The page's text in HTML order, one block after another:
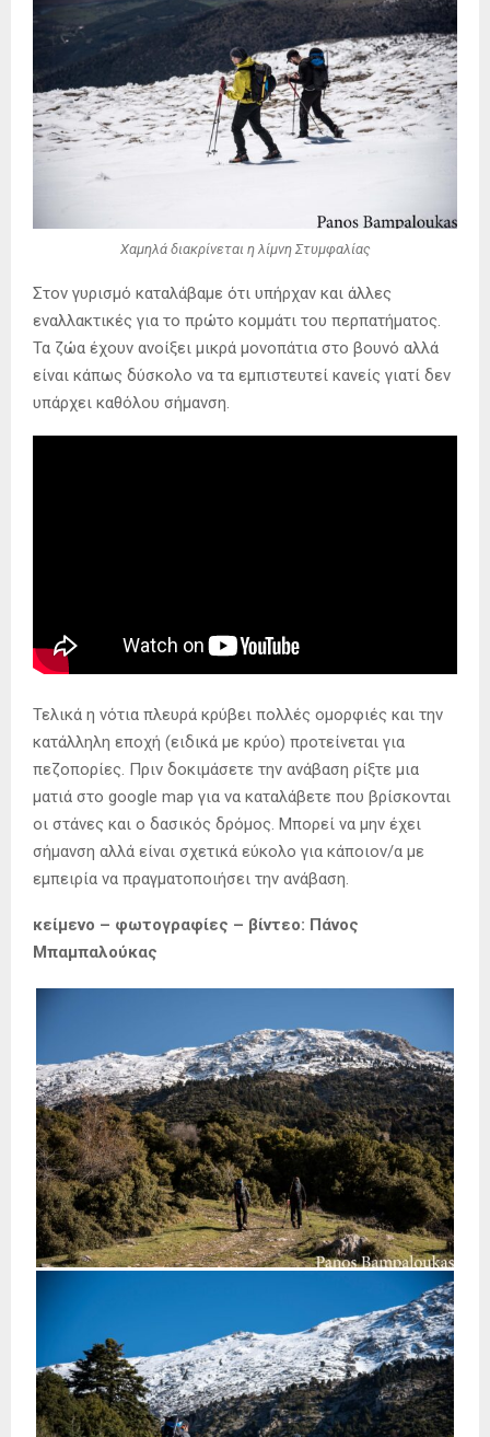
Χαμηλά διακρίνεται η λίμνη Στυμφαλίας
Στον γυρισμό καταλάβαμε ότι υπήρχαν και άλλες
εναλλακτικές για το πρώτο κομμάτι του περπατήματος.
Τα ζώα έχουν ανοίξει μικρά μονοπάτια στο βουνό αλλά
είναι κάπως δύσκολο να τα εμπιστευτεί κανείς γιατί δεν
υπάρχει καθόλου σήμανση.
Τελικά η νότια πλευρά κρύβει πολλές ομορφιές και την
κατάλληλη εποχή (ειδικά με κρύο) προτείνεται για
πεζοπορίες. Πριν δοκιμάσετε την ανάβαση ρίξτε μια
ματιά στο google map για να καταλάβετε που βρίσκονται
οι στάνες και ο δασικός δρόμος. Μπορεί να μην έχει
σήμανση αλλά είναι σχετικά εύκολο για κάποιον/α με
εμπειρία να πραγματοποιήσει την ανάβαση.
κείμενο – φωτογραφίες – βίντεο: Πάνος
Μπαμπαλούκας